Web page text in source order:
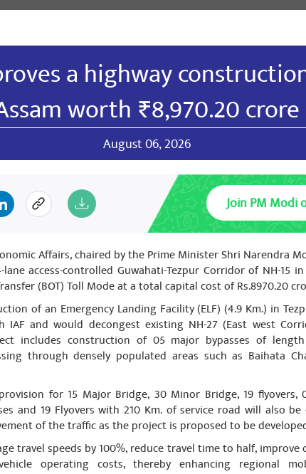
June 22, 2023
प्रणाम सर सादर त्रिभुवन कुमार तिवारी पूर्व
भाजपा लखनऊ महानगर उप्र भारत
June 22, 2023
June 22, 2023
Big Centre Proclaimed Guinness World record of Yoga
Surath of Gujarath of Economical Centre.!World will
Modi Ji's Guidance!!!
22, 2023
a highway
worth ₹8,970.20 crore
August 06, 2026
Join PM Modi
Affairs, chaired by the Prime Minister Shri Narendra
lane access-controlled Guwahati-Tezpur Corridor of NH-15
(BOT) Toll Mode at a total capital cost of Rs.8970.20
of an Emergency Landing Facility (ELF) (4.9 Km.) in
IAF and would decongest existing NH-27 (East west
includes construction of 05 major bypasses of
through densely populated areas such as Baihata
for 15 Major Bridge, 30 Minor Bridge, 19 flyovers,
and 19 Flyovers with 210 Km. of service road will also
of the traffic as the project is proposed to be
travel speeds by 100%, reduce travel time to half, improve
operating costs, thereby enhancing regional